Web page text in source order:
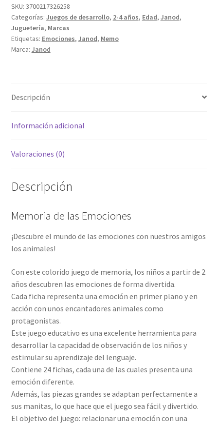
cantidad
SKU: 3700217326258
Categorías: Juegos de desarrollo, 2-4 años, Edad, Janod,
Juguetería, Marcas
Etiquetas: Emociones, Janod, Memo
Marca: Janod
Descripción
Información adicional
Valoraciones (0)
Descripción
Memoria de las Emociones
¡Descubre el mundo de las emociones con nuestros amigos
los animales!
Con este colorido juego de memoria, los niños a partir de 2
años descubren las emociones de forma divertida.
Cada ficha representa una emoción en primer plano y en
acción con unos encantadores animales como
protagonistas.
Este juego educativo es una excelente herramienta para
desarrollar la capacidad de observación de los niños y
estimular su aprendizaje del lenguaje.
Contiene 24 fichas, cada una de las cuales presenta una
emoción diferente.
Además, las piezas grandes se adaptan perfectamente a
sus manitas, lo que hace que el juego sea fácil y divertido.
El objetivo del juego: relacionar una emoción con una